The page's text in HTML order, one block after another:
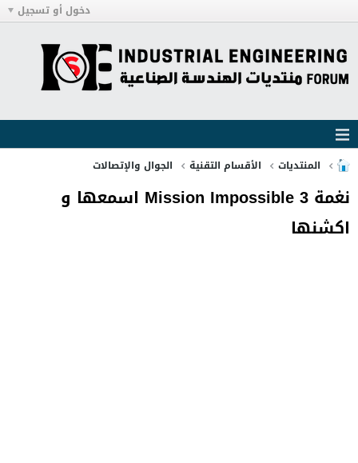
دخول أو تسجيل
المنتديات الأقسام التقنية الجوال والإتصالات
نغمة Mission Impossible 3 اسمعها و
اكشنها